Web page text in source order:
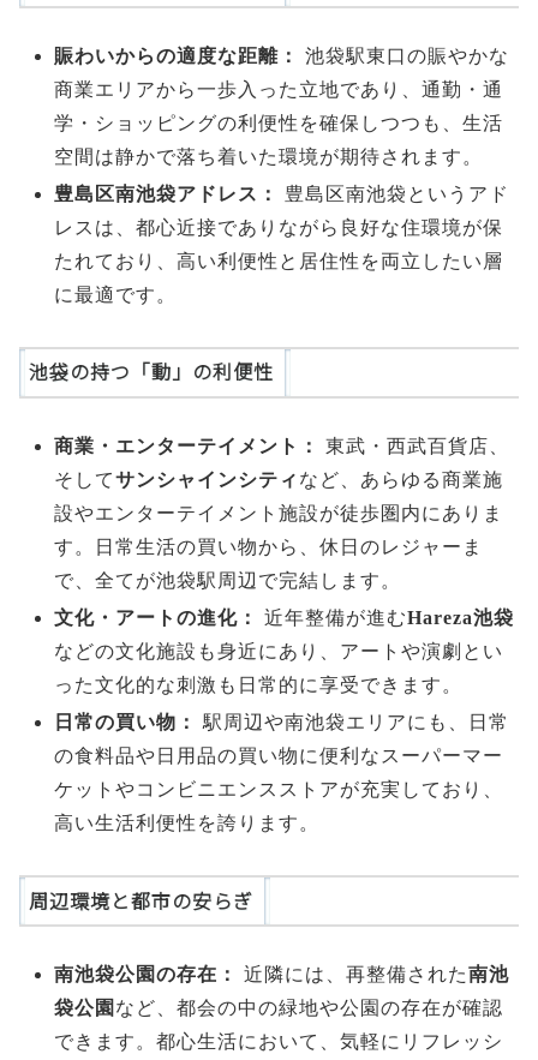
賑わいからの適度な距離：
池袋駅東口の賑やかな
商業エリアから一歩入った立地であり、通勤・通
学・ショッピングの利便性を確保しつつも、生活
空間は静かで落ち着いた環境が期待されます。
豊島区南池袋アドレス：
豊島区南池袋というアド
レスは、都心近接でありながら良好な住環境が保
たれており、高い利便性と居住性を両立したい層
に最適です。
池袋の持つ「動」の利便性
商業・エンターテイメント：
東武・西武百貨店、
そしてサンシャインシティ など、あらゆる商業施
設やエンターテイメント施設が徒歩圏内にありま
す。日常生活の買い物から、休日のレジャーま
で、全てが池袋駅周辺で完結します。
文化・アートの進化：
近年整備が進むHareza池袋
などの文化施設も身近にあり、アートや演劇とい
った文化的な刺激も日常的に享受できます。
日常の買い物：
駅周辺や南池袋エリアにも、日常
の食料品や日用品の買い物に便利なスーパーマー
ケットやコンビニエンスストアが充実しており、
高い生活利便性を誇ります。
周辺環境と都市の安らぎ
南池袋公園の存在： 近隣には、再整備された南池
袋公園 など、都会の中の緑地や公園の存在が確認
できます。都心生活において、気軽にリフレッシ